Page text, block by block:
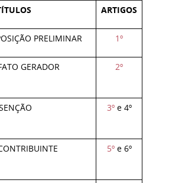
ARTIGOS
PRELIMINAR 1º
GERADOR 2º
3ºe 4º
5ºe 6º